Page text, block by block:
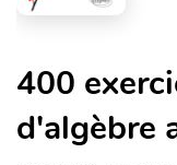
400
d'algèbre